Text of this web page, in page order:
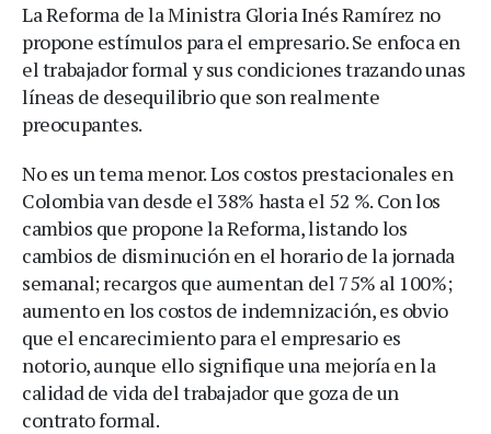
La Reforma de la Ministra Gloria Inés Ramírez no
propone estímulos para el empresario. Se enfoca en
el trabajador formal y sus condiciones trazando unas
líneas de desequilibrio que son realmente
preocupantes.
No es un tema menor. Los costos prestacionales en
Colombia van desde el 38% hasta el 52 %. Con los
cambios que propone la Reforma, listando los
cambios de disminución en el horario de la jornada
semanal; recargos que aumentan del 75% al 100%;
aumento en los costos de indemnización, es obvio
que el encarecimiento para el empresario es
notorio, aunque ello signifique una mejoría en la
calidad de vida del trabajador que goza de un
contrato formal.